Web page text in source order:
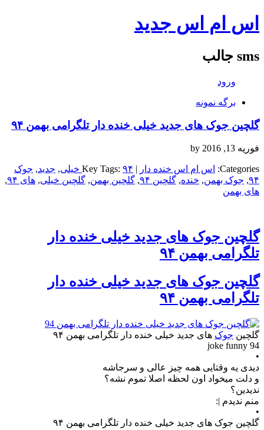
اس ام اس جدید
sms جالب
ورود
برگه نمونه
گلچین جوک های جدید خیلی خنده دار تلگرامی بهمن ۹۴
فوریه 13, 2016
Categories: اس ام اس خنده دار | Key Tags: ۹۴ خیلی , جدید, جوک
۹۴, جوک بهمن, خنده, گلچین ۹۴ , گلچین بهمن, گلچین خیلی, های ۹۴
,
های بهمن
گلچین جوک های جدید خیلی خنده دار
تلگرامی بهمن ۹۴
گلچین جوک های جدید خیلی خنده دار
تلگرامی بهمن ۹۴
گلچین جوک های جدید خیلی خنده دار تلگرامی بهمن ۹۴
joke funny 94
•
دیدی یه وقتایی همه چیز عالی و سرجاشه
و دلت میخواد اون لحظه اصلا تموم نشه؟
ندیدین؟
منم ندیدم |:
•
گلچین جوک های جدید خیلی خنده دار تلگرامی بهمن ۹۴